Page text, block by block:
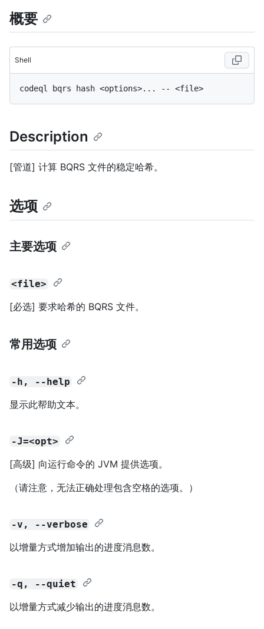
概要
Shell
Description
[管道] 计算 BQRS 文件的稳定哈希。
选项
主要选项
<file>
[必选] 要求哈希的 BQRS 文件。
常用选项
-h, --help
显示此帮助文本。
-J=<opt>
[高级] 向运行命令的 JVM 提供选项。
（请注意，无法正确处理包含空格的选项。）
-v, --verbose
以增量方式增加输出的进度消息数。
-q, --quiet
以增量方式减少输出的进度消息数。